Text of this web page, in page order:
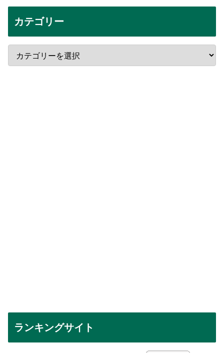
カテゴリー
ランキングサイト